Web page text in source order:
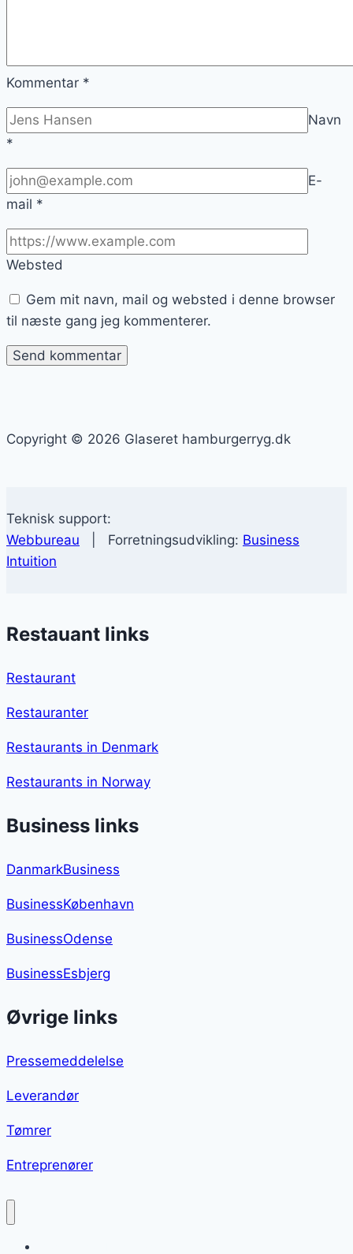
Kommentar *
Navn
*
E-
mail *
Websted
Gem mit navn, mail og websted i denne browser
til næste gang jeg kommenterer.
Copyright © 2026 Glaseret hamburgerryg.dk
Teknisk support:
Webbureau | Forretningsudvikling: Business
Intuition
Restauant links
Restaurant
Restauranter
Restaurants in Denmark
Restaurants in Norway
Business links
DanmarkBusiness
BusinessKøbenhavn
BusinessOdense
BusinessEsbjerg
Øvrige links
Pressemeddelelse
Leverandør
Tømrer
Entreprenører